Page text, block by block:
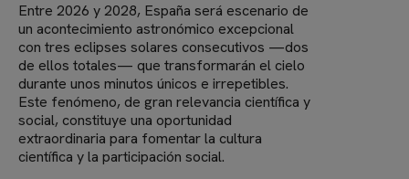
Entre 2026 y 2028, España será escenario de
un acontecimiento astronómico excepcional
con tres eclipses solares consecutivos —dos
de ellos totales— que transformarán el cielo
durante unos minutos únicos e irrepetibles.
Este fenómeno, de gran relevancia científica y
social, constituye una oportunidad
extraordinaria para fomentar la cultura
científica y la participación social.